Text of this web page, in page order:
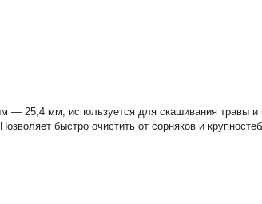
25,4 мм, используется для скашивания травы и
быстро очистить от сорняков и